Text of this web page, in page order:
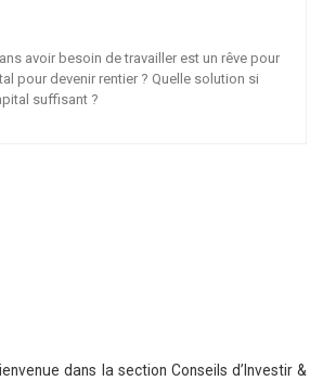
avoir besoin de travailler est un rêve pour
pour devenir rentier ? Quelle solution si
suffisant ?
dans la section Conseils d’Investir &